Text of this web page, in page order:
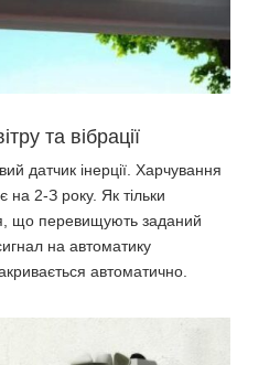
та вібрації
датчик інерції. Харчування
на 2-З року. Як тільки
що перевищують заданий
на автоматику
автоматично.